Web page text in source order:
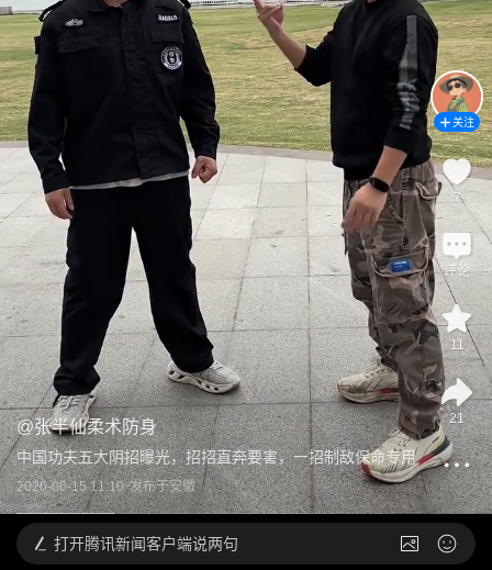
@张半仙柔术防身
中国功夫五大阴招曝光，招招直奔要害，一招制敌保命专用
2026-06-15 11:10 发布于安徽
关注
7
评论
11
21
打开腾讯新闻客户端说两句